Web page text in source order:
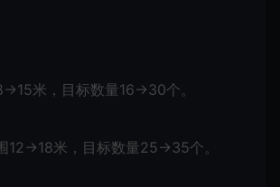
米，目标数量16→30个。
12→18米，目标数量25→35个。